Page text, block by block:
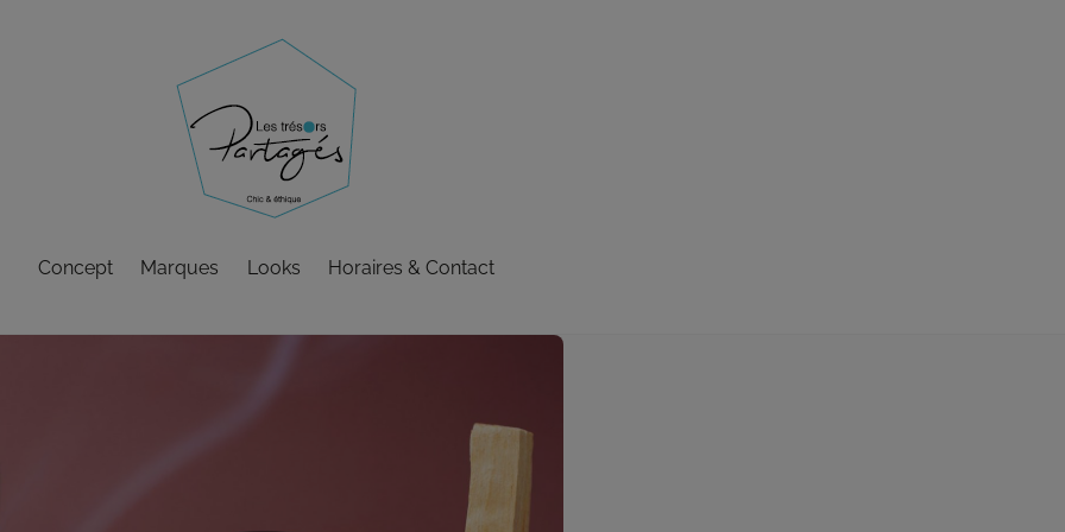
Concept Marques Looks Horaires & Contact